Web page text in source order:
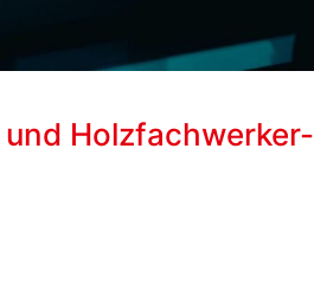
Holzfachwerker-